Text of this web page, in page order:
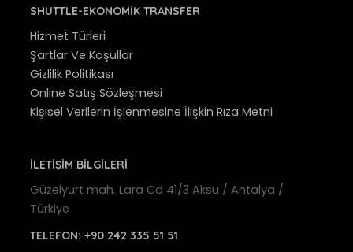
SHUTTLE-EKONOMIK TRANSFER
Hizmet Türleri
Şartlar Ve Koşullar
Gizlilik Politikası
Online Satış Sözleşmesi
Kişisel Verilerin İşlenmesine İlişkin Rıza Metni
İLETİŞİM BİLGİLERİ
Güzelyurt mah. Lara Cd 41/3 Aksu / Antalya /
Türkiye
TELEFON: +90 242 335 51 51